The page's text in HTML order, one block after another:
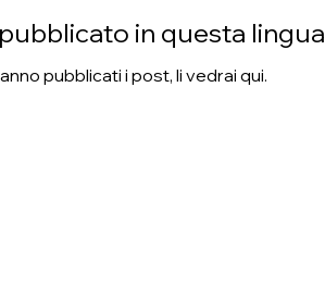
in questa lingua
pubblicati i post, li vedrai qui.